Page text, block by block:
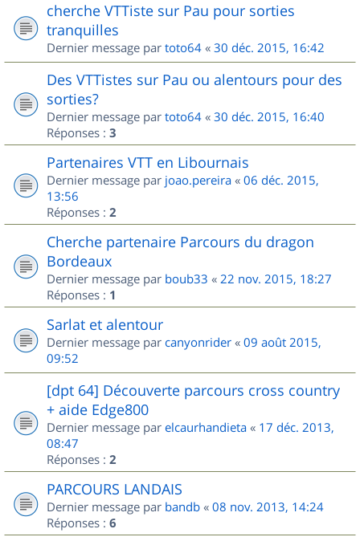
cherche VTTiste sur Pau pour sorties
tranquilles
Dernier message par toto64 « 30 déc. 2015, 16:42
Des VTTistes sur Pau ou alentours pour des
sorties?
Dernier message par toto64 « 30 déc. 2015, 16:40
Réponses : 3
Partenaires VTT en Libournais
Dernier message par joao.pereira « 06 déc. 2015,
13:56
Réponses : 2
Cherche partenaire Parcours du dragon
Bordeaux
Dernier message par boub33 « 22 nov. 2015, 18:27
Réponses : 1
Sarlat et alentour
Dernier message par canyonrider « 09 août 2015,
09:52
[dpt 64] Découverte parcours cross country
+ aide Edge800
Dernier message par elcaurhandieta « 17 déc. 2013,
08:47
Réponses : 2
PARCOURS LANDAIS
Dernier message par bandb « 08 nov. 2013, 14:24
Réponses : 6